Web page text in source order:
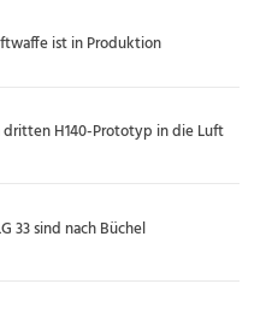
ist in Produktion
H140-Prototyp in die Luft
33 sind nach Büchel